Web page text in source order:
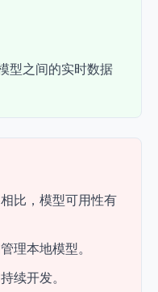
型之间的实时数据
比，模型可用性有
理本地模型。
续开发。